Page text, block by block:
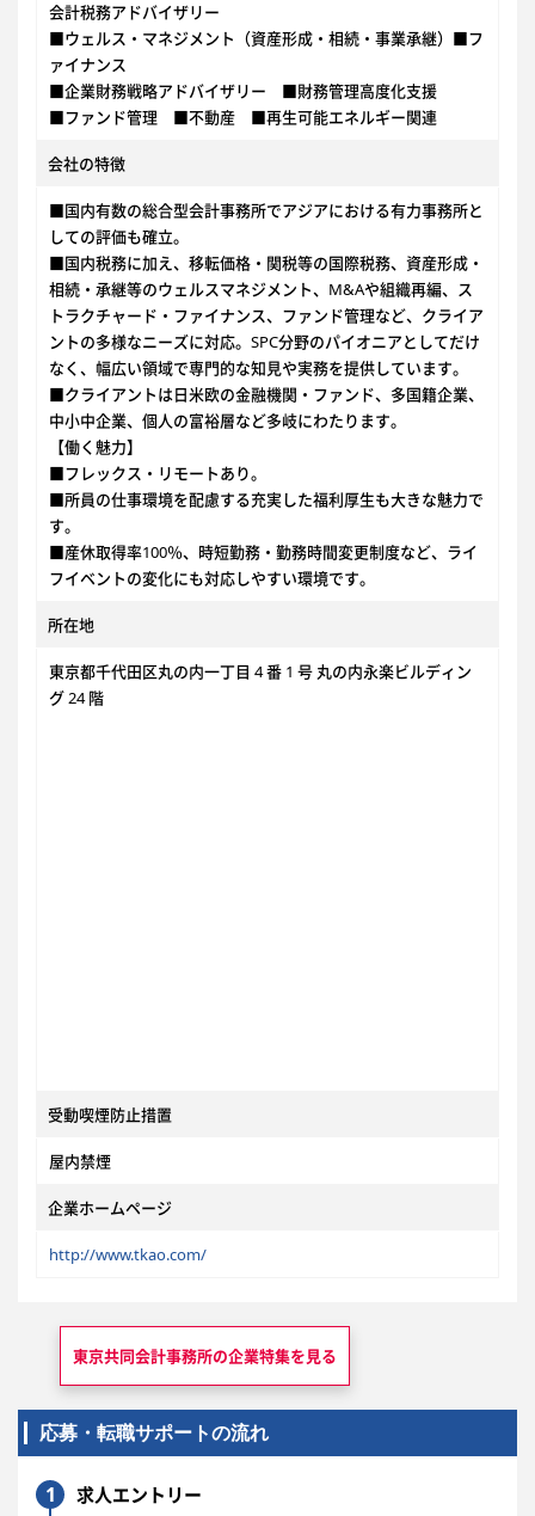
会計税務アドバイザリー
■ウェルス・マネジメント（資産形成・相続・事業承継）■フ
ァイナンス
■企業財務戦略アドバイザリー ■財務管理高度化支援
■ファンド管理 ■不動産 ■再生可能エネルギー関連
会社の特徴
■国内有数の総合型会計事務所でアジアにおける有力事務所と
しての評価も確立。
■国内税務に加え、移転価格・関税等の国際税務、資産形成・
相続・承継等のウェルスマネジメント、M&Aや組織再編、ス
トラクチャード・ファイナンス、ファンド管理など、クライア
ントの多様なニーズに対応。SPC分野のパイオニアとしてだけ
なく、幅広い領域で専門的な知見や実務を提供しています。
■クライアントは日米欧の金融機関・ファンド、多国籍企業、
中小中企業、個人の富裕層など多岐にわたります。
【働く魅力】
■フレックス・リモートあり。
■所員の仕事環境を配慮する充実した福利厚生も大きな魅力で
す。
■産休取得率100％、時短勤務・勤務時間変更制度など、ライ
フイベントの変化にも対応しやすい環境です。
所在地
東京都千代田区丸の内一丁目 4 番 1 号 丸の内永楽ビルディン
グ 24 階
受動喫煙防止措置
屋内禁煙
企業ホームページ
http://www.tkao.com/
東京共同会計事務所の企業特集を見る
応募・転職サポートの流れ
1 求人エントリー